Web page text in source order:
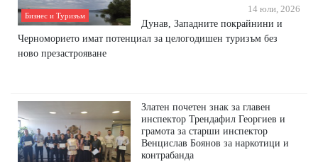
Бизнес и Туризъм
14 юли, 2026
Дунав, Западните покрайнини и
Черноморието имат потенциал за целогодишен туризъм без
ново презастрояване
Златен почетен знак за главен
инспектор Трендафил Георгиев и
грамота за старши инспектор
Венцислав Боянов за наркотици и
контрабанда